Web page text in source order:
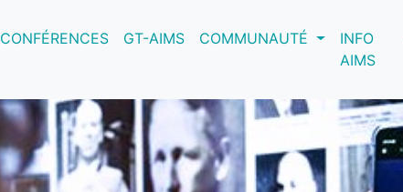
CONFÉRENCES GT-AIMS COMMUNAUTÉ
INFO
AIMS